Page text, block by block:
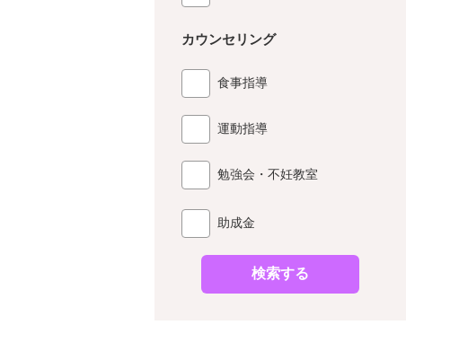
カウンセリング
食事指導
運動指導
勉強会・不妊教室
助成金
検索する